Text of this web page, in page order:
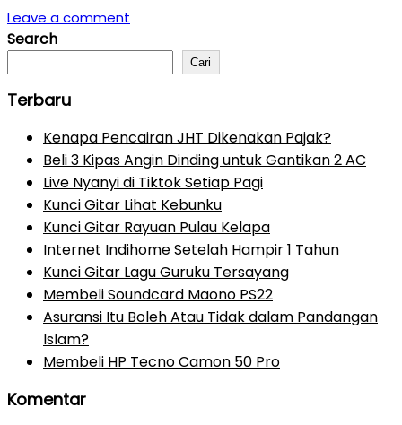
Leave a comment
Search
Cari
Terbaru
Kenapa Pencairan JHT Dikenakan Pajak?
Beli 3 Kipas Angin Dinding untuk Gantikan 2 AC
Live Nyanyi di Tiktok Setiap Pagi
Kunci Gitar Lihat Kebunku
Kunci Gitar Rayuan Pulau Kelapa
Internet Indihome Setelah Hampir 1 Tahun
Kunci Gitar Lagu Guruku Tersayang
Membeli Soundcard Maono PS22
Asuransi Itu Boleh Atau Tidak dalam Pandangan
Islam?
Membeli HP Tecno Camon 50 Pro
Komentar